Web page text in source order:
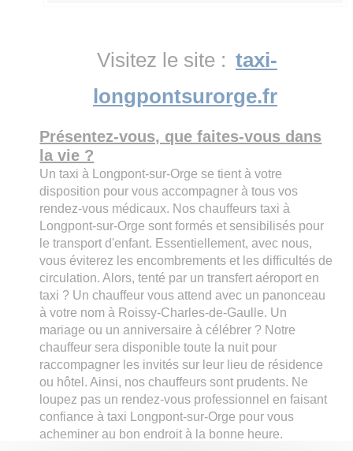
Visitez le site : taxi-
longpontsurorge.fr
Présentez-vous, que faites-vous dans
la vie ?
Un taxi à Longpont-sur-Orge se tient à votre
disposition pour vous accompagner à tous vos
rendez-vous médicaux. Nos chauffeurs taxi à
Longpont-sur-Orge sont formés et sensibilisés pour
le transport d'enfant. Essentiellement, avec nous,
vous éviterez les encombrements et les difficultés de
circulation. Alors, tenté par un transfert aéroport en
taxi ? Un chauffeur vous attend avec un panonceau
à votre nom à Roissy-Charles-de-Gaulle. Un
mariage ou un anniversaire à célébrer ? Notre
chauffeur sera disponible toute la nuit pour
raccompagner les invités sur leur lieu de résidence
ou hôtel. Ainsi, nos chauffeurs sont prudents. Ne
loupez pas un rendez-vous professionnel en faisant
confiance à taxi Longpont-sur-Orge pour vous
acheminer au bon endroit à la bonne heure.